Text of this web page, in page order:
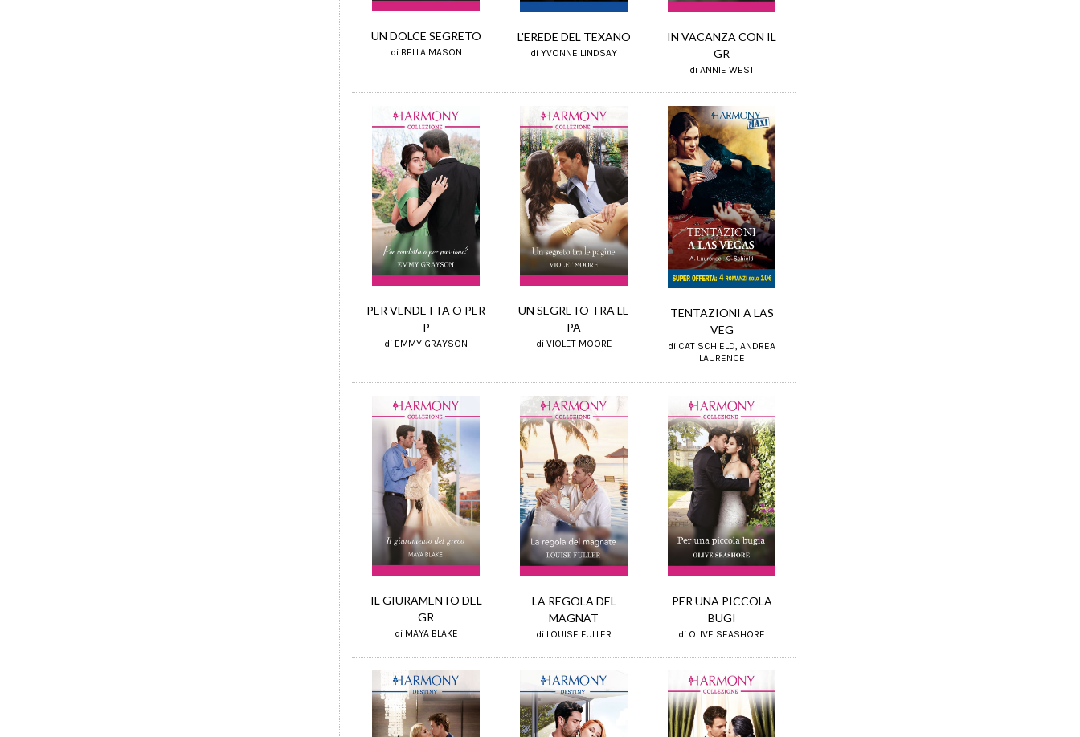
UN DOLCE SEGRETO
di BELLA MASON
L'EREDE DEL TEXANO
di YVONNE LINDSAY
IN VACANZA CON IL
GR
di ANNIE WEST
PER VENDETTA O PER
P
di EMMY GRAYSON
UN SEGRETO TRA LE
PA
di VIOLET MOORE
TENTAZIONI A LAS
VEG
di CAT SCHIELD, ANDREA
LAURENCE
IL GIURAMENTO DEL
GR
di MAYA BLAKE
LA REGOLA DEL
MAGNAT
di LOUISE FULLER
PER UNA PICCOLA
BUGI
di OLIVE SEASHORE